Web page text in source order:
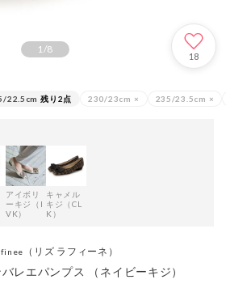
1/8
18
22.5cm 残り2点 230/23cm × 235/23.5cm ×
アイボリ
ーキジ（I
VK）
キャメル
キジ（CL
K）
（リズ ラフィーネ）
レエパンプス （ネイビーキジ）